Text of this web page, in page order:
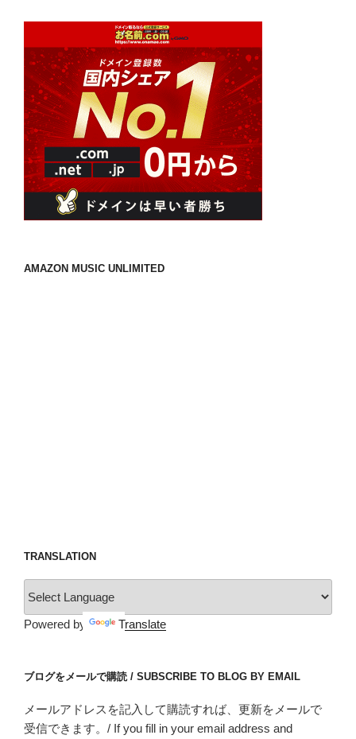
AMAZON MUSIC UNLIMITED
TRANSLATION
Powered by Translate
ブログをメールで購読 / SUBSCRIBE TO BLOG BY EMAIL
メールアドレスを記入して購読すれば、更新をメールで
受信できます。/ If you fill in your email address and